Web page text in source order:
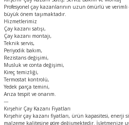
Profesyonel çay kazanlarının uzun ömürlü ve
büyük önem taşımaktadır.
Hizmetlerimiz
Çay kazanı satışı,
Çay kazanı montajı,
Teknik servis,
Periyodik bakım,
Rezistans değişimi,
Musluk ve conta değişimi,
Kireç temizliği,
Termostat kontrolü,
Yedek parça temini,
Arıza tespit ve onarım.
---
Kırşehir Çay Kazanı Fiyatları
Kırşehir çay kazanı fiyatları, ürün kapasitesi, enerji
malzeme kalitesine göre değişmektedir. İşletmenize